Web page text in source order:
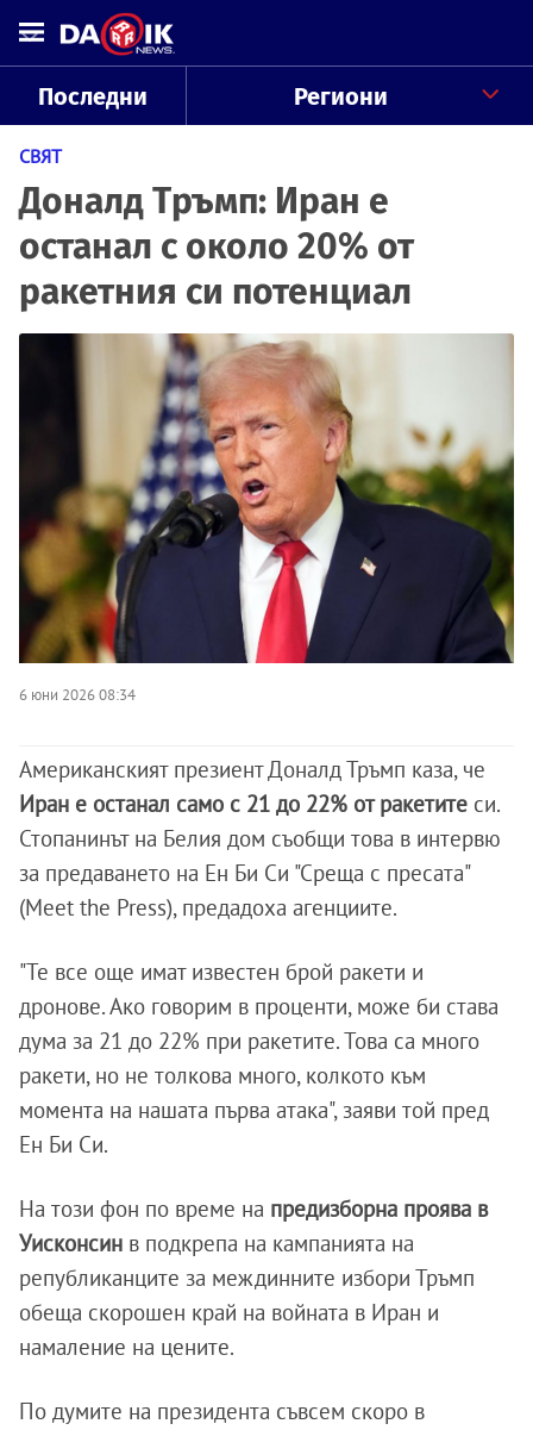
Последни Региони
СВЯТ
Доналд Тръмп: Иран е
останал с около 20% от
ракетния си потенциал
6 юни 2026 08:34
Американският презиент Доналд Тръмп каза, че
Иран е останал само с 21 до 22% от ракетите си.
Стопанинът на Белия дом съобщи това в интервю
за предаването на Ен Би Си "Среща с пресата"
(Meet the Press), предадоха агенциите.
"Те все още имат известен брой ракети и
дронове. Ако говорим в проценти, може би става
дума за 21 до 22% при ракетите. Това са много
ракети, но не толкова много, колкото към
момента на нашата първа атака", заяви той пред
Ен Би Си.
На този фон по време на предизборна проява в
Уисконсин в подкрепа на кампанията на
републиканците за междинните избори Тръмп
обеща скорошен край на войната в Иран и
намаление на цените.
По думите на президента съвсем скоро в